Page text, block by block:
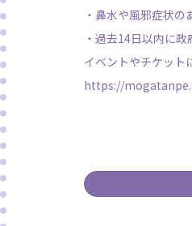
・鼻水や風邪症状の
・過去14日以内に
イベントやチケット
https://